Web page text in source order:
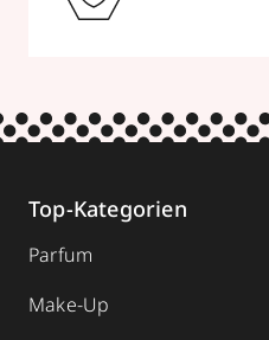
Top-Kategorien
Parfum
Make-Up